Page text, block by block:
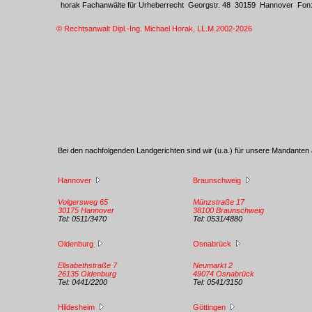
horak Fachanwälte für Urheberrecht Georgstr. 48 30159 Hannover
© Rechtsanwalt Dipl.-Ing. Michael Horak, LL.M.2002-2026
Bei den nachfolgenden Landgerichten sind wir (u.a.) für unsere Mandanten
Hannover
Volgersweg 65
30175 Hannover
Tel: 0511/3470
Braunschweig
Münzstraße 17
38100 Braunschweig
Tel: 0531/4880
Oldenburg
Elisabethstraße 7
26135 Oldenburg
Tel: 0441/2200
Osnabrück
Neumarkt 2
49074 Osnabrück
Tel: 0541/3150
Hildesheim Göttingen